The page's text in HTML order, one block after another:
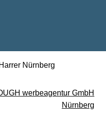
Nürnberg
werbeagentur GmbH
Nürnberg